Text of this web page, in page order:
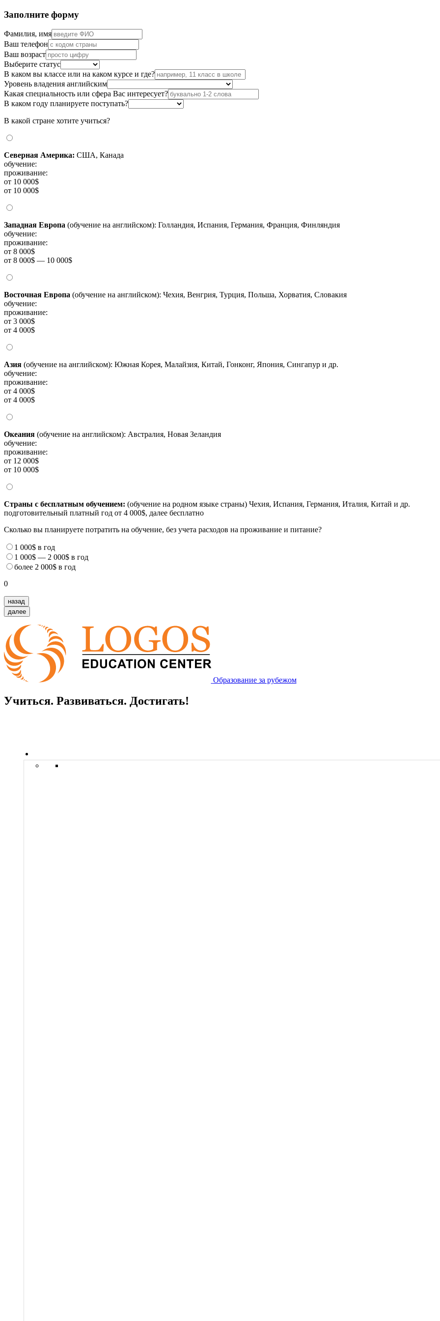
Заполните форму
Фамилия, имя
Ваш телефон
Ваш возраст
Выберите статус
В каком вы классе или на каком курсе и где?
Уровень владения английским
Какая специальность или сфера Вас интересует?
В каком году планируете поступать?
В какой стране хотите учиться?
Северная Америка: США, Канада
обучение:
проживание:
от 10 000$
от 10 000$
Западная Европа (обучение на английском): Голландия, Испания, Германия, Франция, Финляндия
обучение:
проживание:
от 8 000$
от 8 000$ — 10 000$
Восточная Европа (обучение на английском): Чехия, Венгрия, Турция, Польша, Хорватия, Словакия
обучение:
проживание:
от 3 000$
от 4 000$
Азия (обучение на английском): Южная Корея, Малайзия, Китай, Гонконг, Япония, Сингапур и др.
обучение:
проживание:
от 4 000$
от 4 000$
Океания (обучение на английском): Австралия, Новая Зеландия
обучение:
проживание:
от 12 000$
от 10 000$
Страны с бесплатным обучением: (обучение на родном языке страны) Чехия, Испания, Германия, Италия, Китай и др.
подготовительный платный год от 4 000$, далее бесплатно
Сколько вы планируете потратить на обучение, без учета расходов на проживание и питание?
1 000$ в год
1 000$ — 2 000$ в год
более 2 000$ в год
0
назад
далее
Образование за рубежом
Учиться. Развиваться. Достигать!